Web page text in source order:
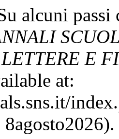
alcuni
E
at: